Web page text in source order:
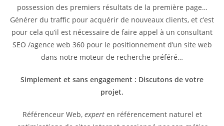
possession des premiers résultats de la première page…
Générer du traffic pour acquérir de nouveaux clients, et c’est
pour cela qu’il est nécessaire de faire appel à un consultant
SEO /agence web 360 pour le positionnement d’un site web
dans notre moteur de recherche préféré…
Simplement et sans engagement : Discutons de votre
projet.
Référenceur Web, experten référencement naturel et